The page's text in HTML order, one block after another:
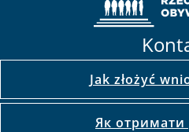
Jak złożyć
Як отримати